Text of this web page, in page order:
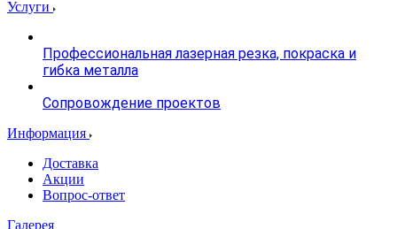
Услуги
Профессиональная лазерная резка, покраска и
гибка металла
Сопровождение проектов
Информация
Доставка
Акции
Вопрос-ответ
Галерея